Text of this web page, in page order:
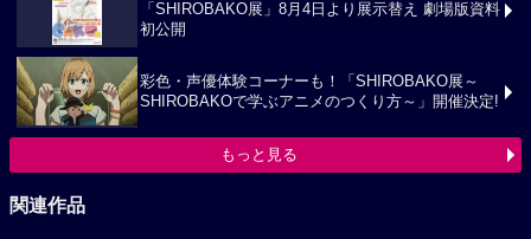
「SHIROBAKO展」8月4日より展示替え 劇場版資料
初公開
彩色・声優体験コーナーも！「SHIROBAKO展～
SHIROBAKOで学ぶアニメのつくり方～」開催決定!
もっと見る
関連作品